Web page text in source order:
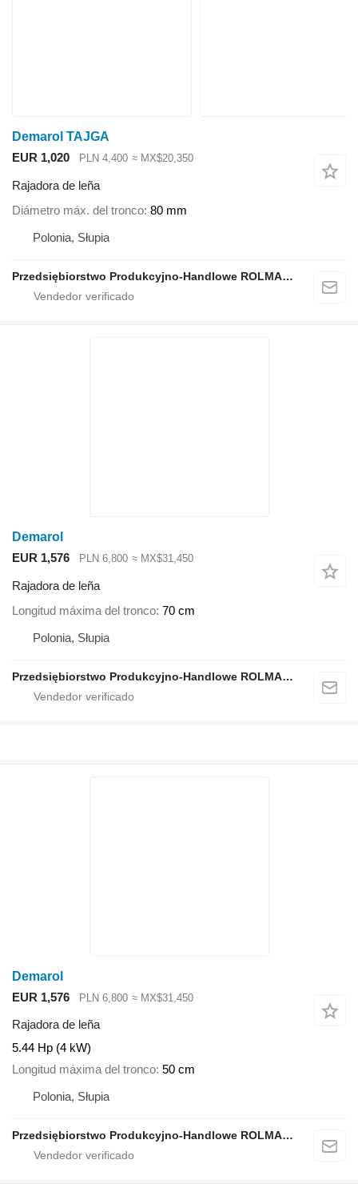
Demarol TAJGA
EUR 1,020
PLN 4,400 ≈ MX$20,350
Rajadora de leña
Diámetro máx. del tronco 80 mm
Polonia, Słupia
Przedsiębiorstwo Produkcyjno-Handlowe ROLMAPOL Marcin Dziekan
Demarol
EUR 1,576
PLN 6,800 ≈ MX$31,450
Rajadora de leña
Longitud máxima del tronco 70 cm
Polonia, Słupia
Przedsiębiorstwo Produkcyjno-Handlowe ROLMAPOL Marcin Dziekan
Demarol
EUR 1,576
PLN 6,800 ≈ MX$31,450
Rajadora de leña
5.44 Hp (4 kW)
Longitud máxima del tronco 50 cm
Polonia, Słupia
Przedsiębiorstwo Produkcyjno-Handlowe ROLMAPOL Marcin Dziekan